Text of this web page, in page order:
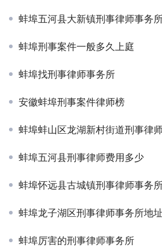
蚌埠五河县大新镇刑事律师事务
蚌埠刑事案件一般多久上庭
蚌埠找刑事律师事务所
安徽蚌埠刑事案件律师榜
蚌埠蚌山区龙湖新村街道刑事律
蚌埠五河县刑事律师费用多少
蚌埠怀远县古城镇刑事律师事务
蚌埠龙子湖区刑事律师事务所地
蚌埠厉害的刑事律师事务所